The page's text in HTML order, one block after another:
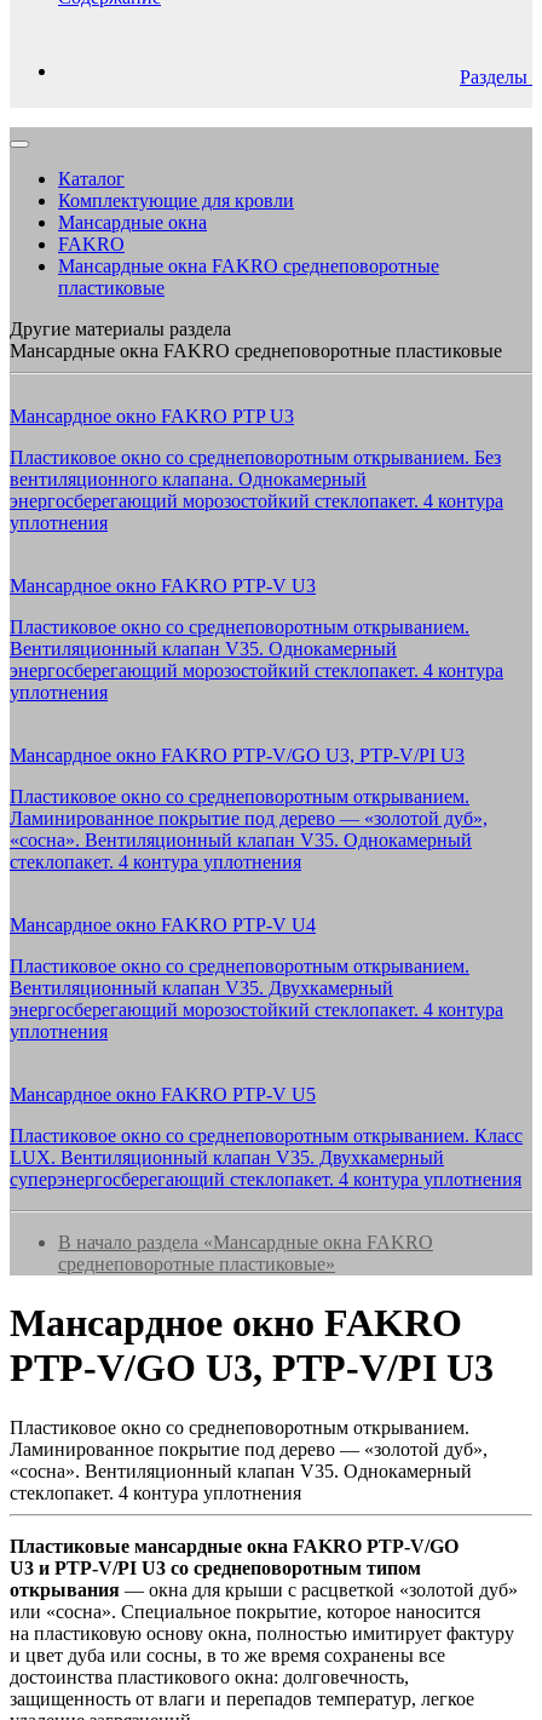
Разделы
Каталог
Комплектующие для кровли
Мансардные окна
FAKRO
Мансардные окна FAKRO среднеповоротные
пластиковые
Другие материалы раздела
Мансардные окна FAKRO среднеповоротные пластиковые
Мансардное окно FAKRO PTP U3
Пластиковое окно со среднеповоротным открыванием. Без
вентиляционного клапана. Однокамерный
энергосберегающий морозостойкий стеклопакет. 4 контура
уплотнения
Мансардное окно FAKRO PTP-V U3
Пластиковое окно со среднеповоротным открыванием.
Вентиляционный клапан V35. Однокамерный
энергосберегающий морозостойкий стеклопакет. 4 контура
уплотнения
Мансардное окно FAKRO PTP-V/GO U3, PTP-V/PI U3
Пластиковое окно со среднеповоротным открыванием.
Ламинированное покрытие под дерево — «золотой дуб»,
«сосна». Вентиляционный клапан V35. Однокамерный
стеклопакет. 4 контура уплотнения
Мансардное окно FAKRO PTP-V U4
Пластиковое окно со среднеповоротным открыванием.
Вентиляционный клапан V35. Двухкамерный
энергосберегающий морозостойкий стеклопакет. 4 контура
уплотнения
Мансардное окно FAKRO PTP-V U5
Пластиковое окно со среднеповоротным открыванием. Класс
LUX. Вентиляционный клапан V35. Двухкамерный
суперэнергосберегающий стеклопакет. 4 контура уплотнения
В начало раздела «Мансардные окна FAKRO
среднеповоротные пластиковые»
Мансардное окно FAKRO
PTP-V/GO U3, PTP-V/PI U3
Пластиковое окно со среднеповоротным открыванием.
Ламинированное покрытие под дерево — «золотой дуб»,
«сосна». Вентиляционный клапан V35. Однокамерный
стеклопакет. 4 контура уплотнения
Пластиковые мансардные окна FAKRO PTP-V/GO
U3 и PTP-V/PI U3 со среднеповоротным типом
открывания — окна для крыши с расцветкой «золотой дуб»
или «сосна». Специальное покрытие, которое наносится
на пластиковую основу окна, полностью имитирует фактуру
и цвет дуба или сосны, в то же время сохранены все
достоинства пластикового окна: долговечность,
защищенность от влаги и перепадов температур, легкое